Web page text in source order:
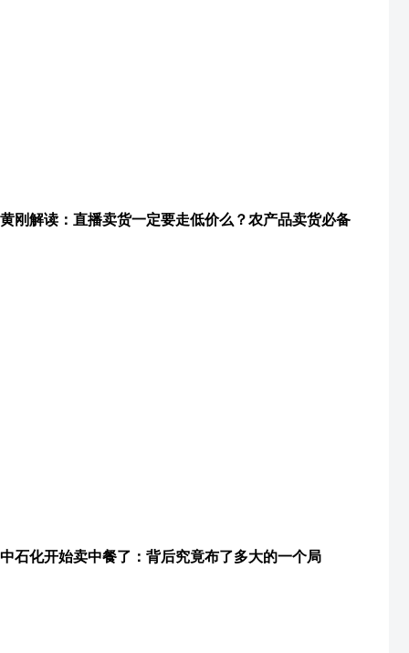
黄刚解读：直播卖货一定要走低价么？农产品卖货必备
中石化开始卖中餐了：背后究竟布了多大的一个局